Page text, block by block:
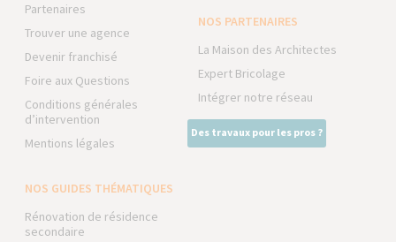
Partenaires
Trouver une agence
Devenir franchisé
Foire aux Questions
Conditions générales
d’intervention
Mentions légales
NOS PARTENAIRES
La Maison des Architectes
Expert Bricolage
Intégrer notre réseau
Des travaux pour les pros ?
NOS GUIDES THÉMATIQUES
Rénovation de résidence
secondaire